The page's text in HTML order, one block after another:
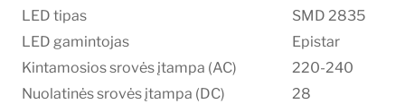
LED tipas
SMD 2835
LED gamintojas
Epistar
Kintamosios srovės įtampa (AC)
220-240
Nuolatinės srovės įtampa (DC)
28